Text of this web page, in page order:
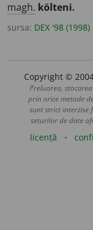
magh. költeni.
sursa: DEX '98 (1998)
Copyright ©
Preluarea,
prin orice metode
sunt strict interzise
seturilor de date
licență